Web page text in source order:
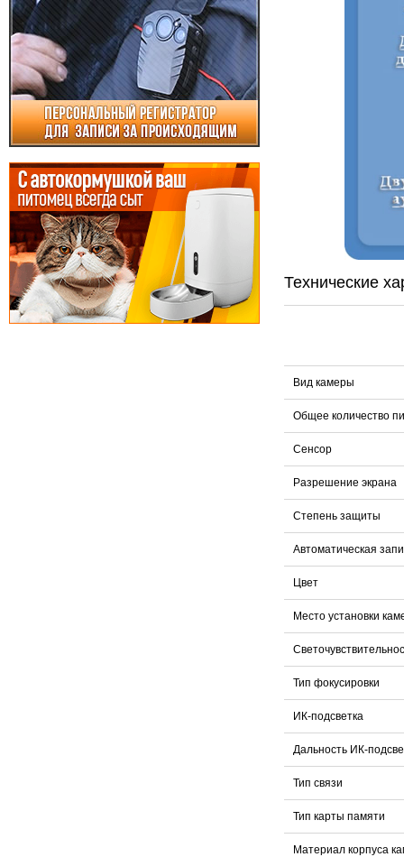
Технические
Вид камеры
Общее количество
Сенсор
Разрешение экрана
Степень защиты
Автоматическая
Цвет
Место установки
Тип фокусировки
ИК-подсветка
Дальность ИК-
Тип связи
Тип карты памяти
Материал корпуса